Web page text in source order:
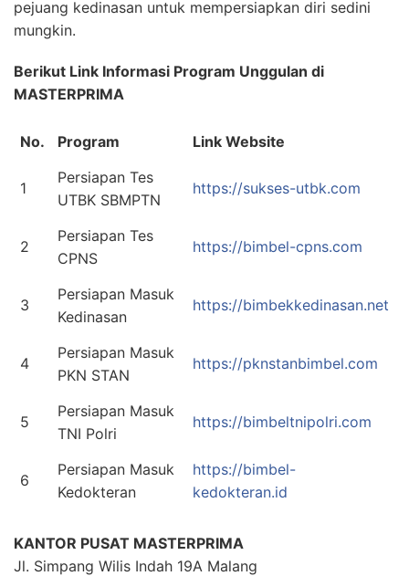
pejuang kedinasan untuk mempersiapkan diri sedini
mungkin.
Berikut Link Informasi Program Unggulan di
MASTERPRIMA
No. Program Link Website
1
Persiapan Tes
UTBK SBMPTN
https://sukses-utbk.com
2
Persiapan Tes
CPNS
https://bimbel-cpns.com
3
Persiapan Masuk
Kedinasan
https://bimbekkedinasan.net
4
Persiapan Masuk
PKN STAN
https://pknstanbimbel.com
5
Persiapan Masuk
TNI Polri
https://bimbeltnipolri.com
6
Persiapan Masuk
Kedokteran
https://bimbel-
kedokteran.id
KANTOR PUSAT MASTERPRIMA
Jl. Simpang Wilis Indah 19A Malang